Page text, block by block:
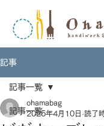
記事
記事一覧
記事一覧
ohamabag
2025年4月10日 読了